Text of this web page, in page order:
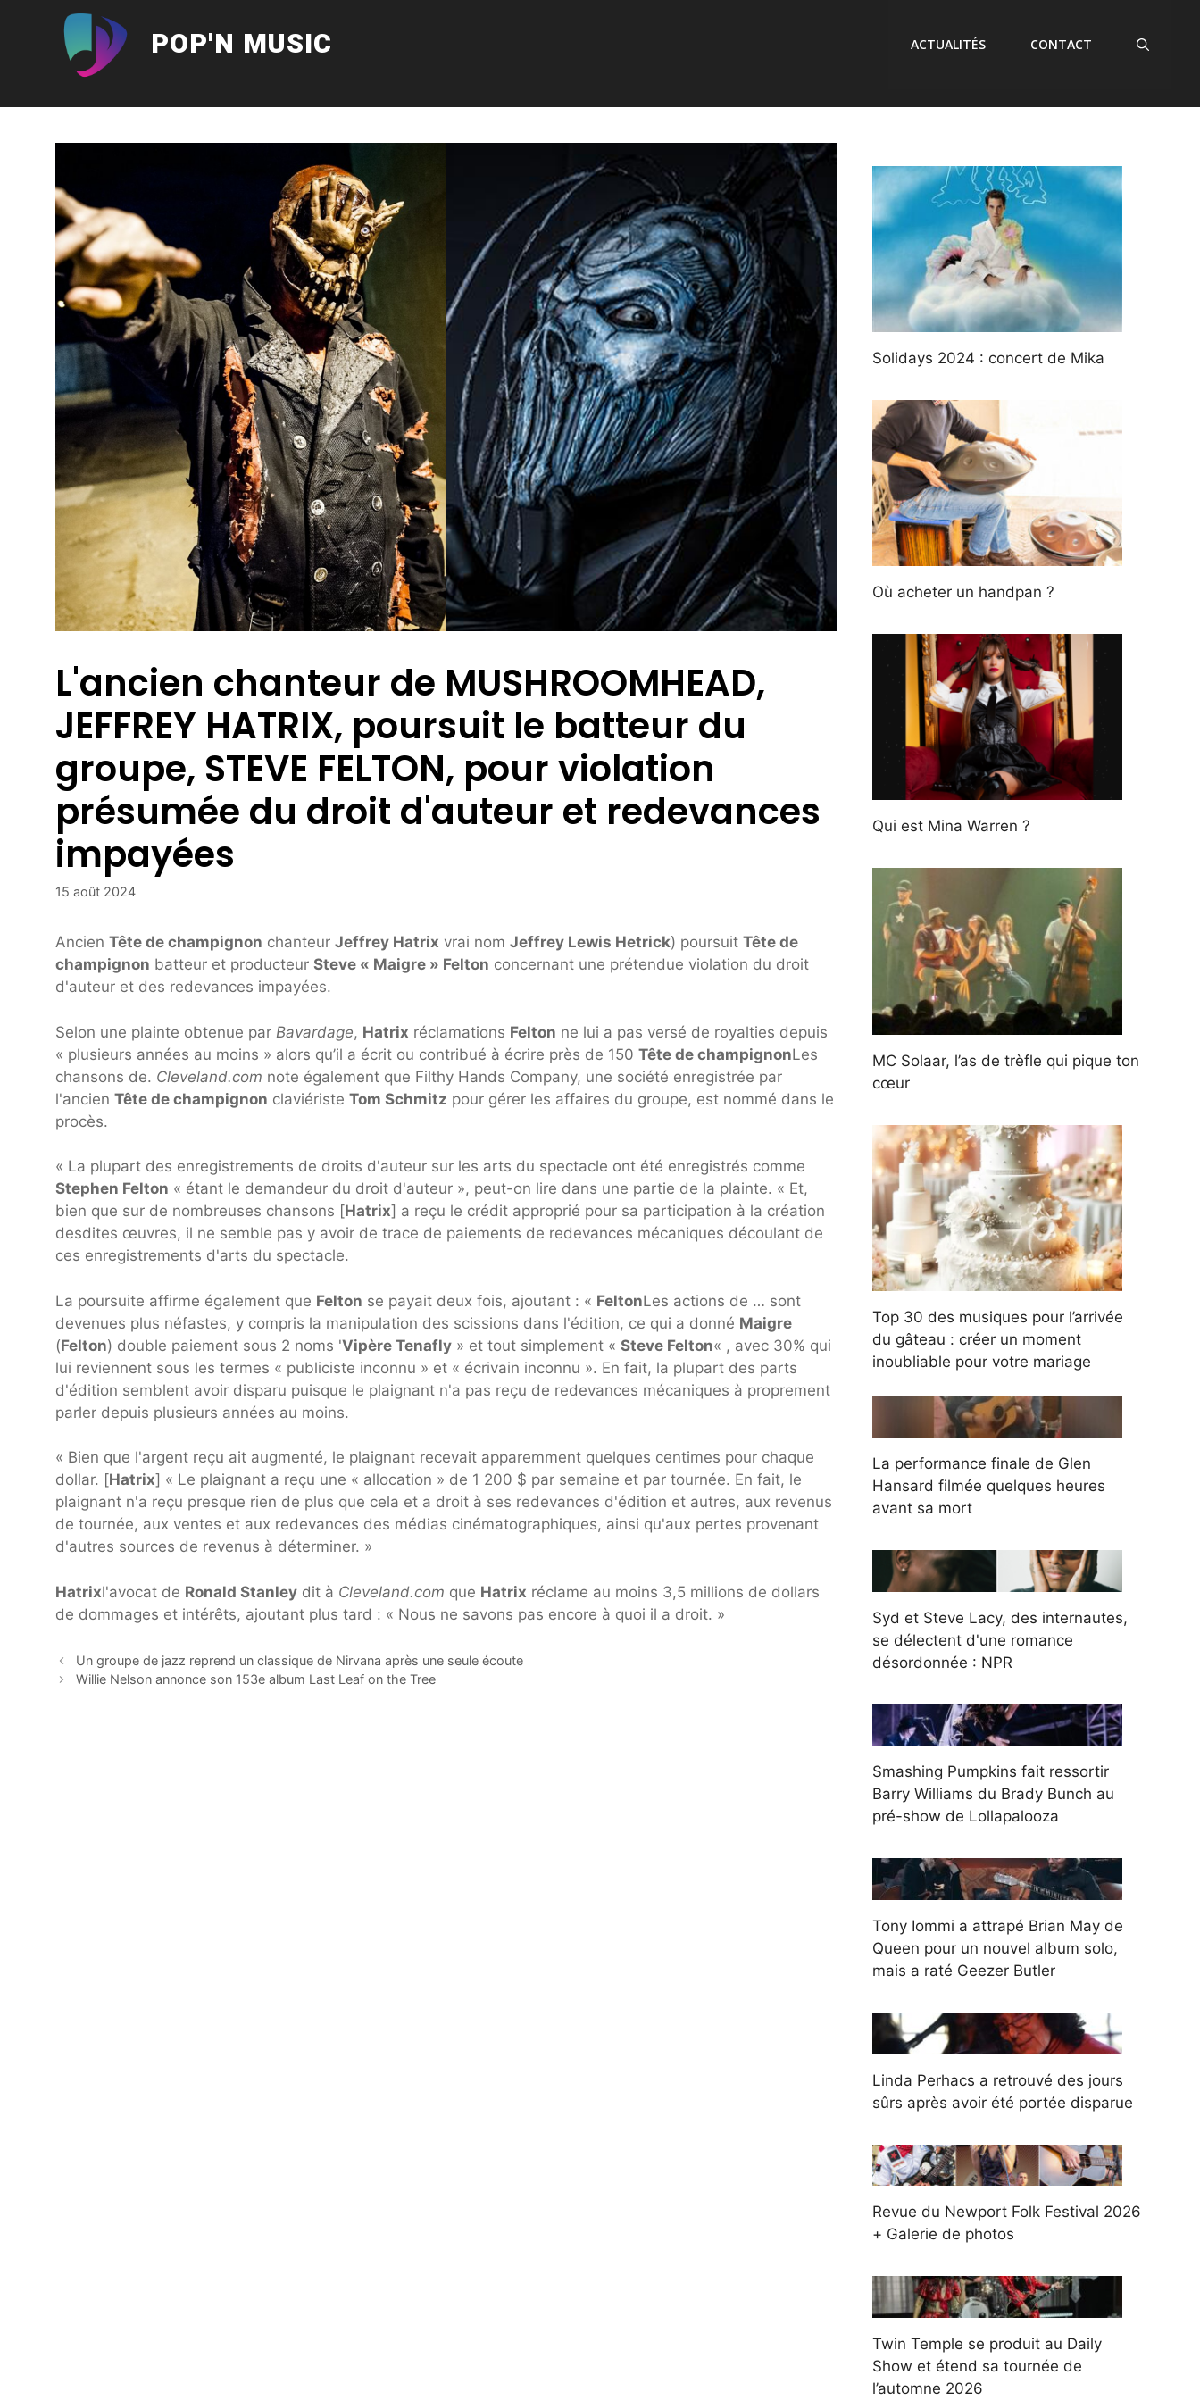
POP'N MUSIC ACTUALITÉS CONTACT
L'ancien chanteur de MUSHROOMHEAD,
JEFFREY HATRIX, poursuit le batteur du
groupe, STEVE FELTON, pour violation
présumée du droit d'auteur et redevances
impayées
15 août 2024
Ancien Tête de champignon chanteur Jeffrey Hatrix vrai nom Jeffrey Lewis Hetrick) poursuit Tête de
champignon batteur et producteur Steve « Maigre » Felton concernant une prétendue violation du droit
d'auteur et des redevances impayées.
Selon une plainte obtenue par Bavardage, Hatrix réclamations Felton ne lui a pas versé de royalties depuis
« plusieurs années au moins » alors qu’il a écrit ou contribué à écrire près de 150 Tête de champignonLes
chansons de. Cleveland.com note également que Filthy Hands Company, une société enregistrée par
l'ancien Tête de champignon claviériste Tom Schmitz pour gérer les affaires du groupe, est nommé dans le
procès.
« La plupart des enregistrements de droits d'auteur sur les arts du spectacle ont été enregistrés comme
Stephen Felton « étant le demandeur du droit d'auteur », peut-on lire dans une partie de la plainte. « Et,
bien que sur de nombreuses chansons [Hatrix] a reçu le crédit approprié pour sa participation à la création
desdites œuvres, il ne semble pas y avoir de trace de paiements de redevances mécaniques découlant de
ces enregistrements d'arts du spectacle.
La poursuite affirme également que Felton se payait deux fois, ajoutant : « FeltonLes actions de … sont
devenues plus néfastes, y compris la manipulation des scissions dans l'édition, ce qui a donné Maigre
(Felton) double paiement sous 2 noms 'Vipère Tenafly » et tout simplement « Steve Felton« , avec 30% qui
lui reviennent sous les termes « publiciste inconnu » et « écrivain inconnu ». En fait, la plupart des parts
d'édition semblent avoir disparu puisque le plaignant n'a pas reçu de redevances mécaniques à proprement
parler depuis plusieurs années au moins.
« Bien que l'argent reçu ait augmenté, le plaignant recevait apparemment quelques centimes pour chaque
dollar. [Hatrix] « Le plaignant a reçu une « allocation » de 1 200 $ par semaine et par tournée. En fait, le
plaignant n'a reçu presque rien de plus que cela et a droit à ses redevances d'édition et autres, aux revenus
de tournée, aux ventes et aux redevances des médias cinématographiques, ainsi qu'aux pertes provenant
d'autres sources de revenus à déterminer. »
Hatrixl'avocat de Ronald Stanley dit à Cleveland.com que Hatrix réclame au moins 3,5 millions de dollars
de dommages et intérêts, ajoutant plus tard : « Nous ne savons pas encore à quoi il a droit. »
Un groupe de jazz reprend un classique de Nirvana après une seule écoute
Willie Nelson annonce son 153e album Last Leaf on the Tree
Solidays 2024 : concert de Mika
Où acheter un handpan ?
Qui est Mina Warren ?
MC Solaar, l’as de trèfle qui pique ton
cœur
Top 30 des musiques pour l’arrivée
du gâteau : créer un moment
inoubliable pour votre mariage
La performance finale de Glen
Hansard filmée quelques heures
avant sa mort
Syd et Steve Lacy, des internautes,
se délectent d'une romance
désordonnée : NPR
Smashing Pumpkins fait ressortir
Barry Williams du Brady Bunch au
pré-show de Lollapalooza
Tony Iommi a attrapé Brian May de
Queen pour un nouvel album solo,
mais a raté Geezer Butler
Linda Perhacs a retrouvé des jours
sûrs après avoir été portée disparue
Revue du Newport Folk Festival 2026
+ Galerie de photos
Twin Temple se produit au Daily
Show et étend sa tournée de
l’automne 2026